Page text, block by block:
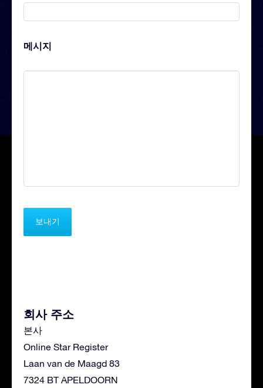
메시지
회사 주소
본사
Online Star Register
Laan van de Maagd 83
7324 BT APELDOORN